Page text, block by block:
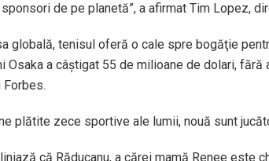
de pe planetă”, a afirmat Tim Lopez,
globală, tenisul oferă o cale spre bogăţie
Osaka a câştigat 55 de milioane de dolari,
plătite zece sportive ale lumii, nouă sunt
că Răducanu, a cărei mamă Renee este